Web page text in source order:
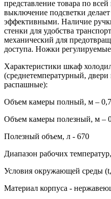
представление товара по
выключение подсветки
эффективными. Наличие
стенки для удобства
механический для
доступа. Ножки
Характеристики шкаф
(среднетемпературный, двери
распашные):
Объем камеры полный, м – 0,7
Объем камеры полезный, м –
Полезный объем, л - 670
Диапазон рабочих
Условия окружающей среды
Материал корпуса -